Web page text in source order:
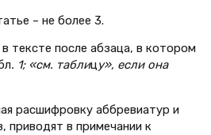
– не более 3.
тексте после абзаца, в котором
. 1;«см. таблицу», если она
расшифровку аббревиатур и
приводят в примечании к